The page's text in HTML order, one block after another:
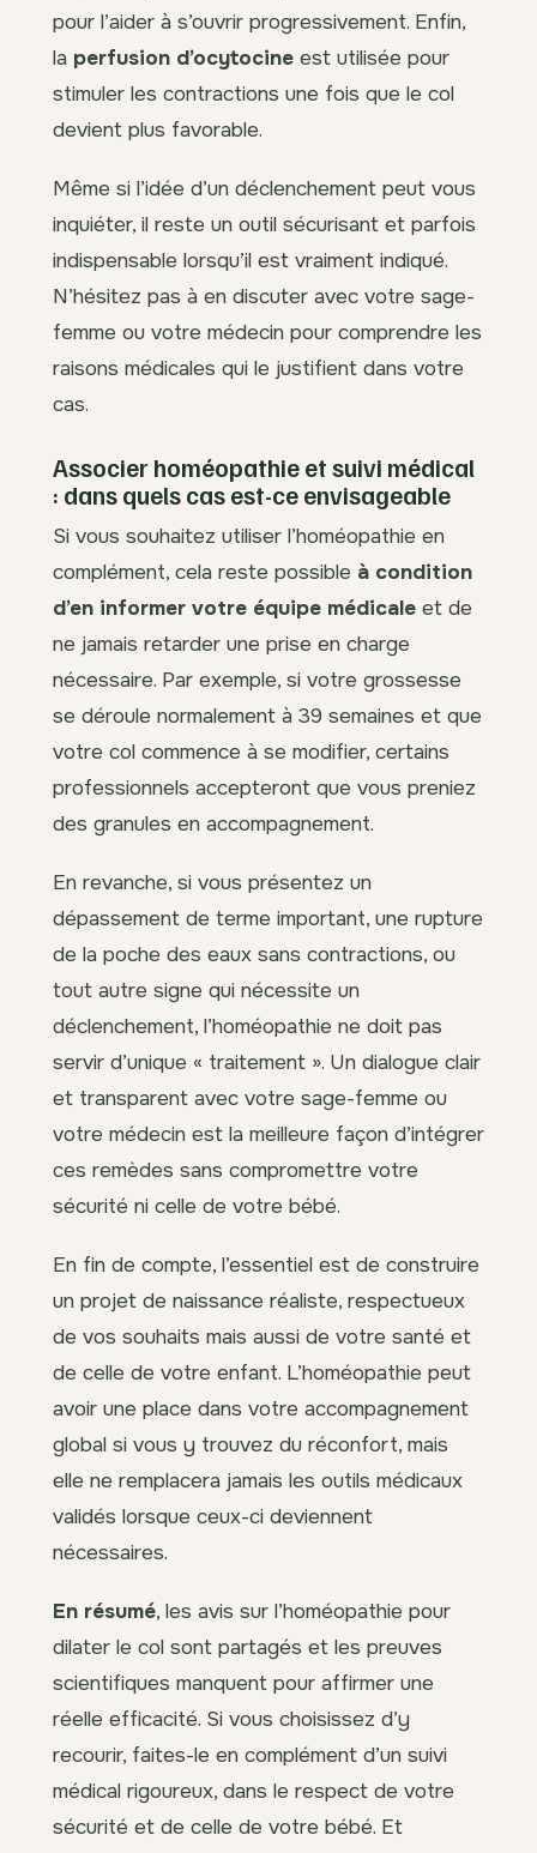
pour l’aider à s’ouvrir progressivement. Enfin,
la perfusion d’ocytocine est utilisée pour
stimuler les contractions une fois que le col
devient plus favorable.
Même si l’idée d’un déclenchement peut vous
inquiéter, il reste un outil sécurisant et parfois
indispensable lorsqu’il est vraiment indiqué.
N’hésitez pas à en discuter avec votre sage-
femme ou votre médecin pour comprendre les
raisons médicales qui le justifient dans votre
cas.
Associer homéopathie et suivi médical
: dans quels cas est-ce envisageable
Si vous souhaitez utiliser l’homéopathie en
complément, cela reste possible à condition
d’en informer votre équipe médicale et de
ne jamais retarder une prise en charge
nécessaire. Par exemple, si votre grossesse
se déroule normalement à 39 semaines et que
votre col commence à se modifier, certains
professionnels accepteront que vous preniez
des granules en accompagnement.
En revanche, si vous présentez un
dépassement de terme important, une rupture
de la poche des eaux sans contractions, ou
tout autre signe qui nécessite un
déclenchement, l’homéopathie ne doit pas
servir d’unique « traitement ». Un dialogue clair
et transparent avec votre sage-femme ou
votre médecin est la meilleure façon d’intégrer
ces remèdes sans compromettre votre
sécurité ni celle de votre bébé.
En fin de compte, l’essentiel est de construire
un projet de naissance réaliste, respectueux
de vos souhaits mais aussi de votre santé et
de celle de votre enfant. L’homéopathie peut
avoir une place dans votre accompagnement
global si vous y trouvez du réconfort, mais
elle ne remplacera jamais les outils médicaux
validés lorsque ceux-ci deviennent
nécessaires.
En résumé, les avis sur l’homéopathie pour
dilater le col sont partagés et les preuves
scientifiques manquent pour affirmer une
réelle efficacité. Si vous choisissez d’y
recourir, faites-le en complément d’un suivi
médical rigoureux, dans le respect de votre
sécurité et de celle de votre bébé. Et